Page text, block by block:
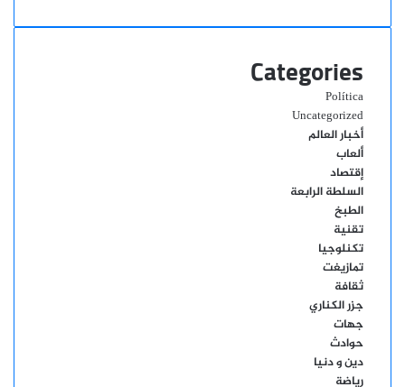
Categories
Política
Uncategorized
أخبار العالم
ألعاب
إقتصاد
السلطة الرابعة
الطبخ
تقنية
تكنلوجيا
تمازيغت
ثقافة
جزر الكناري
جهات
حوادث
دين و دنيا
رياضة